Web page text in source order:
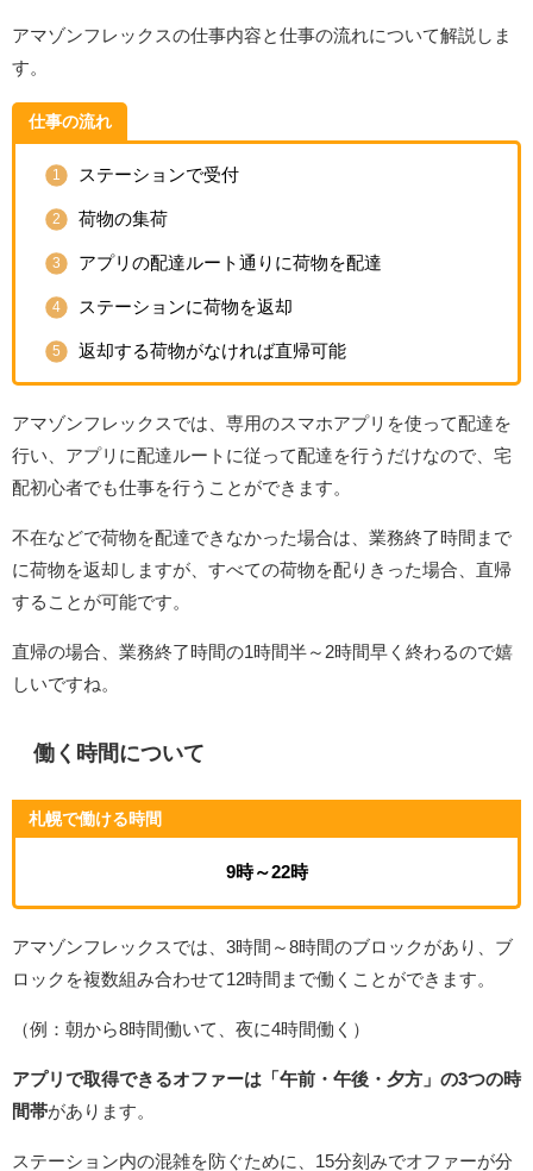
アマゾンフレックスの仕事内容と仕事の流れについて解説しま
す。
仕事の流れ
ステーションで受付
荷物の集荷
アプリの配達ルート通りに荷物を配達
ステーションに荷物を返却
返却する荷物がなければ直帰可能
アマゾンフレックスでは、専用のスマホアプリを使って配達を
行い、アプリに配達ルートに従って配達を行うだけなので、宅
配初心者でも仕事を行うことができます。
不在などで荷物を配達できなかった場合は、業務終了時間まで
に荷物を返却しますが、すべての荷物を配りきった場合、直帰
することが可能です。
直帰の場合、業務終了時間の1時間半～2時間早く終わるので嬉
しいですね。
働く時間について
札幌で働ける時間
9時～22時
アマゾンフレックスでは、3時間～8時間のブロックがあり、ブ
ロックを複数組み合わせて12時間まで働くことができます。
（例：朝から8時間働いて、夜に4時間働く）
アプリで取得できるオファーは「午前・午後・夕方」の3つの時
間帯があります。
ステーション内の混雑を防ぐために、15分刻みでオファーが分